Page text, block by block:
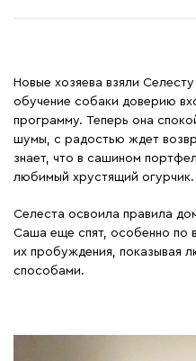
Новые хозяева взяли
обучение собаки доверию
программу. Теперь она
шумы, с радостью ждет
знает, что в сашином
любимый хрустящий огурчик.
Селеста освоила правила
Саша еще спят, особенно по
их пробуждения, показывая
способами.